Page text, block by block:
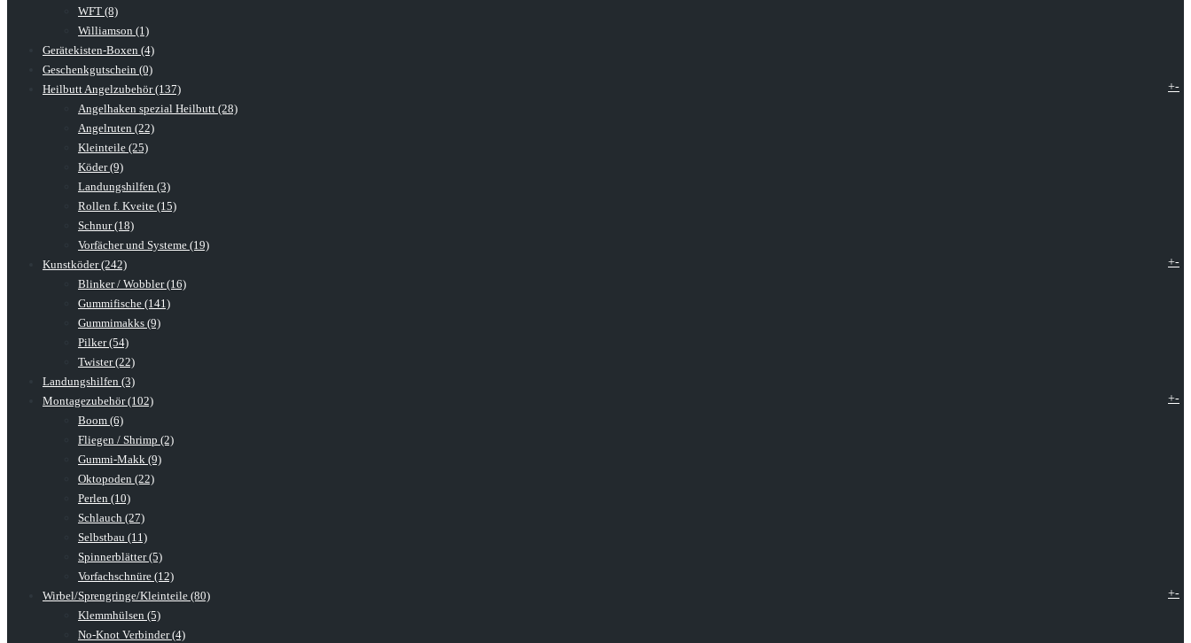
WFT (8)
Williamson (1)
Gerätekisten-Boxen (4)
Geschenkgutschein (0)
Heilbutt Angelzubehör (137)
+-
Angelhaken spezial Heilbutt (28)
Angelruten (22)
Kleinteile (25)
Köder (9)
Landungshilfen (3)
Rollen f. Kveite (15)
Schnur (18)
Vorfächer und Systeme (19)
Kunstköder (242)
+-
Blinker / Wobbler (16)
Gummifische (141)
Gummimakks (9)
Pilker (54)
Twister (22)
Landungshilfen (3)
Montagezubehör (102)
+-
Boom (6)
Fliegen / Shrimp (2)
Gummi-Makk (9)
Oktopoden (22)
Perlen (10)
Schlauch (27)
Selbstbau (11)
Spinnerblätter (5)
Vorfachschnüre (12)
Wirbel/Sprengringe/Kleinteile (80)
+-
Klemmhülsen (5)
No-Knot Verbinder (4)